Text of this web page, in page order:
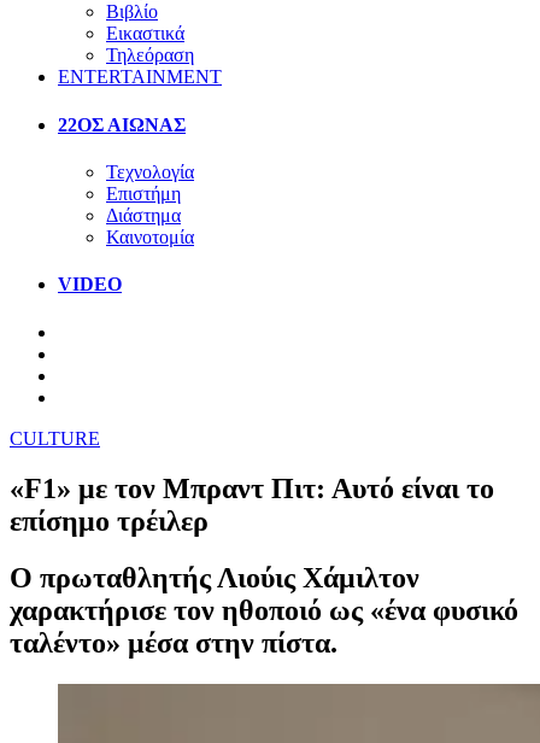
Βιβλίο
Εικαστικά
Τηλεόραση
ENTERTAINMENT
22ΟΣ ΑΙΩΝΑΣ
Τεχνολογία
Επιστήμη
Διάστημα
Καινοτομία
VIDEO
CULTURE
«F1» με τον Μπραντ Πιτ: Αυτό είναι το
επίσημο τρέιλερ
Ο πρωταθλητής Λιούις Χάμιλτον
χαρακτήρισε τον ηθοποιό ως «ένα φυσικό
ταλέντο» μέσα στην πίστα.